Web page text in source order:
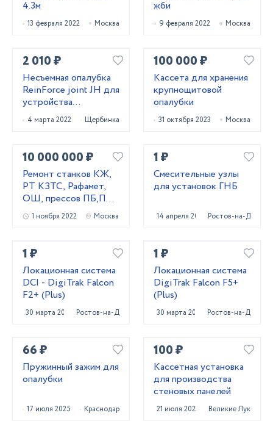
4.3м
13 февраля 2022 Москва
жби
9 февраля 2022 Москва
2 010 ₽
Несъемная опалубка
ReinForce joint JH для
устройства
промышленных
бетонных полов
4 марта 2022 Щербинка
100 000 ₽
Кассета для хранения
крупнощитовой
опалубки
31 октября 2023 Москва
10 000 000 ₽
Ремонт станков КЖ,
РТ КЗТС, Рафамет,
ОШ, прессов ПБ,ПА,
ПО, домкратов
1 ноября 2022 Москва
1 ₽
Смесительные узлы
для установок ГНБ
14 апреля 2022 Ростов-на-Дону
1 ₽
Локационная система
DCI - DigiTrak Falcon
F2+ (Plus)
30 марта 2023 Ростов-на-Дону
1 ₽
Локационная система
DigiTrak Falcon F5+
(Plus)
30 марта 2023 Ростов-на-Дону
66 ₽
Пружинный зажим для
опалубки
17 июля 2025 Краснодар
100 ₽
Кассетная установка
для производства
стеновых панелей
21 июля 2023 Великие Луки